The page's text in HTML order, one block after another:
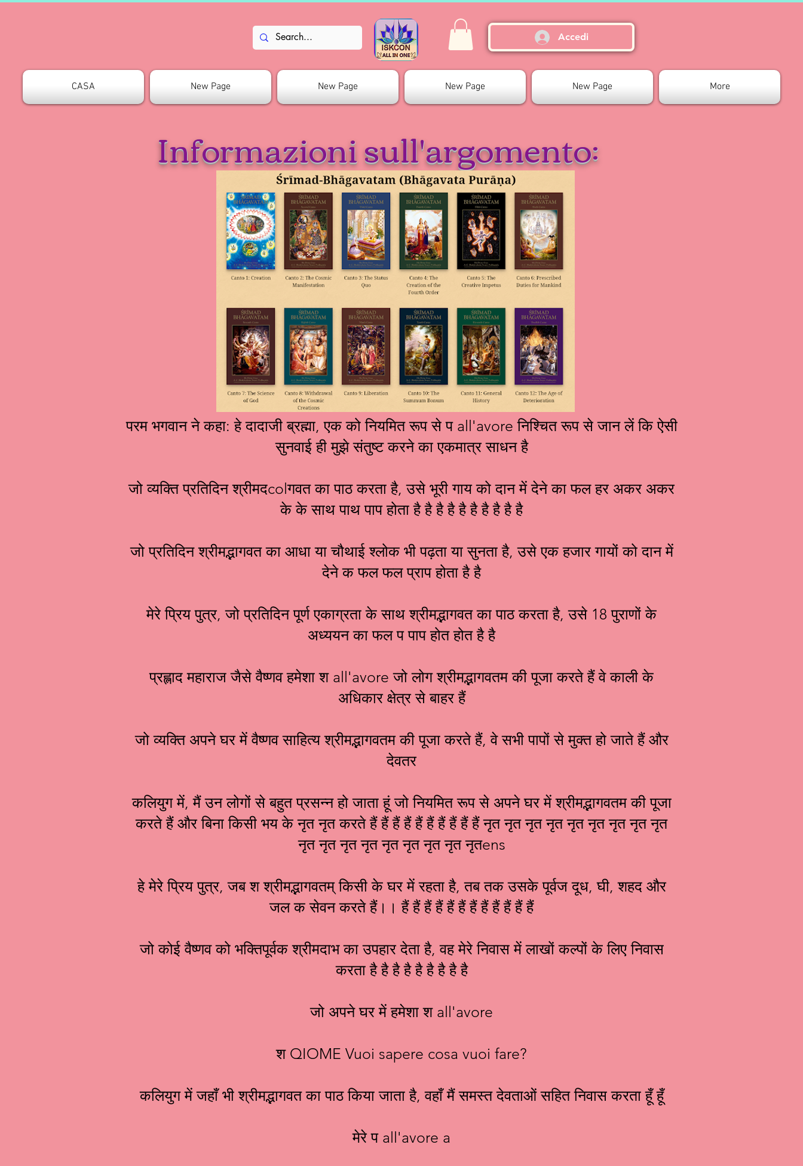
Accedi
CASA New Page New Page New Page New Page More
Informazioni sull'argomento:
परम भगवान ने कहा: हे दादाजी ब्रह्मा, एक को नियमित रूप से प all'avore निश्चित रूप से जान लें कि ऐसी
सुनवाई ही मुझे संतुष्ट करने का एकमात्र साधन है
जो व्यक्ति प्रतिदिन श्रीमदcolगवत का पाठ करता है, उसे भूरी गाय को दान में देने का फल हर अकर अकर
के के साथ पाथ पाप होता है है है है है है है है है है
जो प्रतिदिन श्रीमद्भागवत का आधा या चौथाई श्लोक भी पढ़ता या सुनता है, उसे एक हजार गायों को दान में
देने क फल फल प्राप होता है है
मेरे प्रिय पुत्र, जो प्रतिदिन पूर्ण एकाग्रता के साथ श्रीमद्भागवत का पाठ करता है, उसे 18 पुराणों के
अध्ययन का फल प पाप होत होत है है
प्रह्लाद महाराज जैसे वैष्णव हमेशा श all'avore जो लोग श्रीमद्भागवतम की पूजा करते हैं वे काली के
अधिकार क्षेत्र से बाहर हैं
जो व्यक्ति अपने घर में वैष्णव साहित्य श्रीमद्भागवतम की पूजा करते हैं, वे सभी पापों से मुक्त हो जाते हैं और
देवतर
कलियुग में, मैं उन लोगों से बहुत प्रसन्न हो जाता हूं जो नियमित रूप से अपने घर में श्रीमद्भागवतम की पूजा
करते हैं और बिना किसी भय के नृत नृत करते हैं हैं हैं हैं हैं हैं हैं हैं हैं हैं नृत नृत नृत नृत नृत नृत नृत नृत नृत
नृत नृत नृत नृत नृत नृत नृत नृत नृतens
हे मेरे प्रिय पुत्र, जब श श्रीमद्भागवतम् किसी के घर में रहता है, तब तक उसके पूर्वज दूध, घी, शहद और
जल क सेवन करते हैं।। हैं हैं हैं हैं हैं हैं हैं हैं हैं हैं हैं हैं
जो कोई वैष्णव को भक्तिपूर्वक श्रीमदाभ का उपहार देता है, वह मेरे निवास में लाखों कल्पों के लिए निवास
करता है है है है है है है है है
जो अपने घर में हमेशा श all'avore
श QIOME Vuoi sapere cosa vuoi fare?
कलियुग में जहाँ भी श्रीमद्भागवत का पाठ किया जाता है, वहाँ मैं समस्त देवताओं सहित निवास करता हूँ हूँ
मेरे प all'avore a